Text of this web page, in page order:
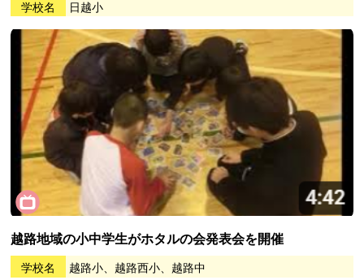
学校名 日越小
越路地域の小中学生がホタルの会発表会を開催
学校名 越路小、越路西小、越路中